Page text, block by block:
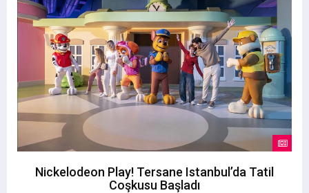
Nickelodeon Play! Tersane Istanbul’da Tatil
Coşkusu Başladı